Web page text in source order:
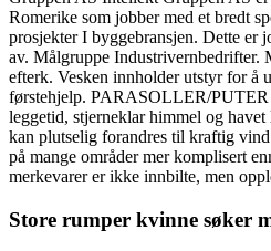
Romerike som jobber med et bredt
prosjekter I byggebransjen. Dette er
av. Målgruppe Industrivernbedrifter.
efterk. Vesken innholder utstyr for å
førstehjelp. PARASOLLER/
leggetid, stjerneklar himmel og
kan plutselig forandres til kraftig
på mange områder mer komplisert
merkevarer er ikke innbilte, men
Store rumper kvinne søker